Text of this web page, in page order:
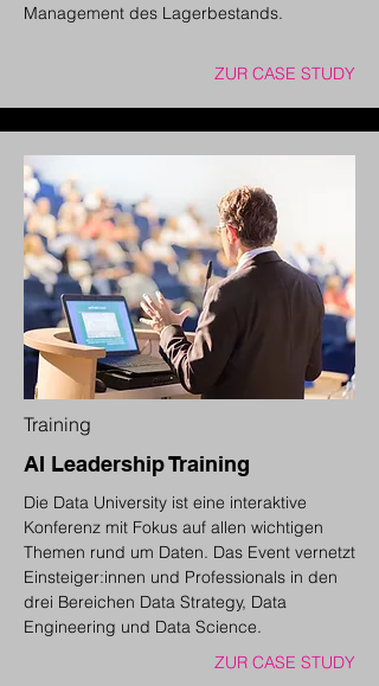
Management des Lagerbestands.
ZUR CASE STUDY
Training
AI Leadership Training
Die Data University ist eine interaktive
Konferenz mit Fokus auf allen wichtigen
Themen rund um Daten. Das Event vernetzt
Einsteiger:innen und Professionals in den
drei Bereichen Data Strategy, Data
Engineering und Data Science.
ZUR CASE STUDY